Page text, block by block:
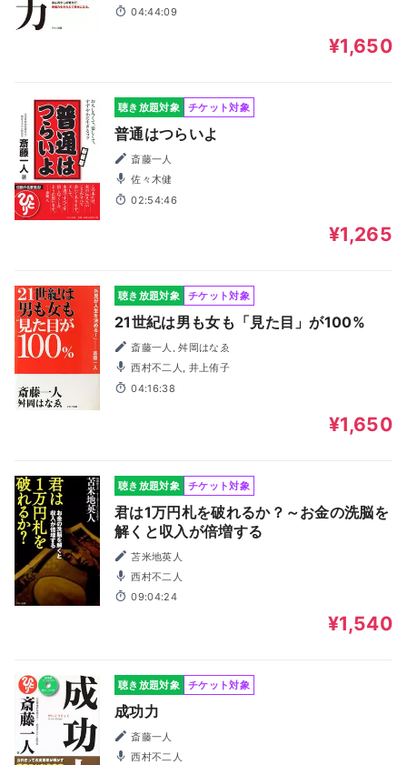
04:44:09
¥1,650
聴き放題対象 チケット対象
普通はつらいよ
斎藤一人
佐々木健
02:54:46
¥1,265
聴き放題対象 チケット対象
21世紀は男も女も「見た目」が100%
斎藤一人, 舛岡はなゑ
西村不二人, 井上侑子
04:16:38
¥1,650
聴き放題対象 チケット対象
君は1万円札を破れるか？～お金の洗脳を
解くと収入が倍増する
苫米地英人
西村不二人
09:04:24
¥1,540
聴き放題対象 チケット対象
成功力
斎藤一人
西村不二人